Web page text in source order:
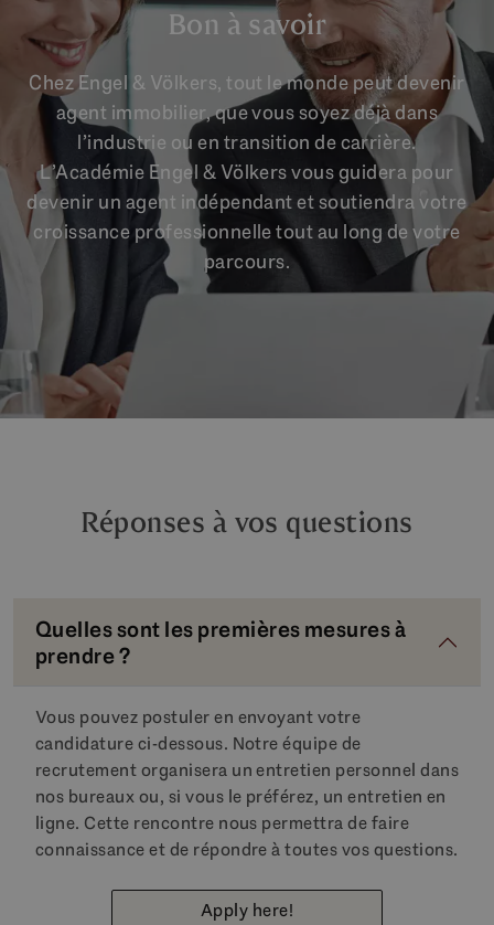
Bon à savoir
Chez Engel & Völkers, tout le monde peut devenir
agent immobilier, que vous soyez déjà dans
l’industrie ou en transition de carrière.
L’Académie Engel & Völkers vous guidera pour
devenir un agent indépendant et soutiendra votre
croissance professionnelle tout au long de votre
parcours.
Réponses à vos questions
Quelles sont les premières mesures à
prendre ?
Vous pouvez postuler en envoyant votre
candidature ci-dessous. Notre équipe de
recrutement organisera un entretien personnel dans
nos bureaux ou, si vous le préférez, un entretien en
ligne. Cette rencontre nous permettra de faire
connaissance et de répondre à toutes vos questions.
Apply here!